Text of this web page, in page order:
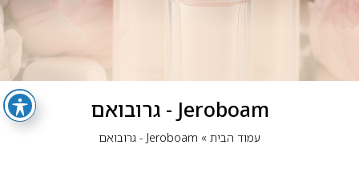
Jeroboam - גרובואם
עמוד הבית» Jeroboam - גרובואם